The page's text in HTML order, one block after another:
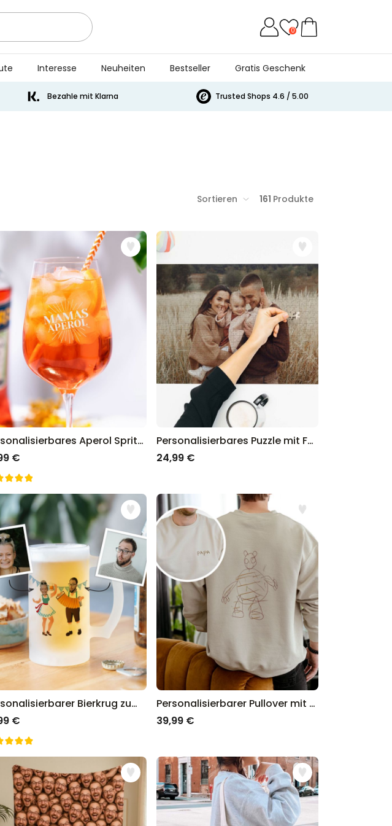
über 19.400
mal gekauft
Handtuch
über 1.900
mal gekauft
Retro-
Text
über 2.400
mal gekauft
Kreativer
0
Interesse Neuheiten Bestseller Gratis Geschenk
Bezahle mit Klarna Trusted Shops 4.6 / 5.00
Sortieren 161 Produkte
Personalisierbares Aperol Spritz Glas mit Name
€
Personalisierbares Puzzle mit Foto
24,99 €
Personalisierbarer Bierkrug zum Oktoberfest
€
Personalisierbarer Pullover mit deiner Zeichnung vorne und hinten
39,99 €